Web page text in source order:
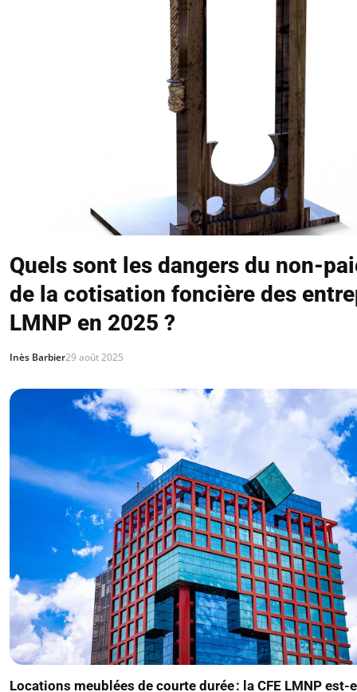
Quels sont les dangers du non-
de la cotisation foncière des
LMNP en 2025 ?
Inès Barbier29 août 2025
Locations meublées de courte durée : la CFE LMNP est-